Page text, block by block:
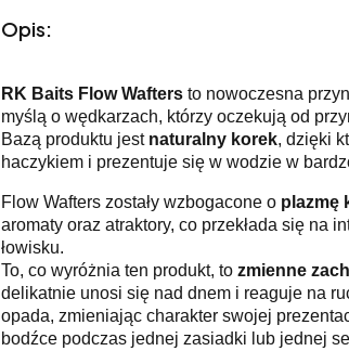
Opis:
RK Baits Flow Wafters to nowoczesna
myślą o wędkarzach, którzy oczekują od
Bazą produktu jest naturalny korek, dzięki
haczykiem i prezentuje się w wodzie w
Flow Wafters zostały wzbogacone o plazmę
aromaty oraz atraktory, co przekłada się na
łowisku.
To, co wyróżnia ten produkt, to zmienne
delikatnie unosi się nad dnem i reaguje na
opada, zmieniając charakter swojej
bodźce podczas jednej zasiadki lub jednej